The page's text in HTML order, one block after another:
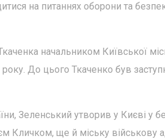
на питаннях оборони та
начальником Київської
До цього Ткаченко був
Зеленський утворив у Києві у
Кличком, ще й міську військову